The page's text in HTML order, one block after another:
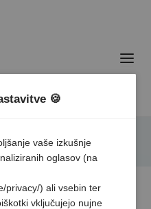
🍪
vaše izkušnje
oglasov (na
privacy/) ali vsebin ter
vključujejo nujne